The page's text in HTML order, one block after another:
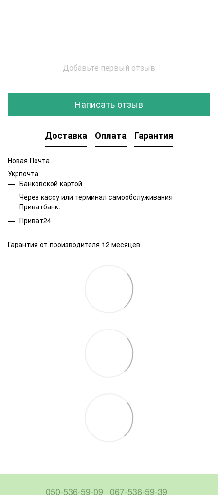
Добавьте первый отзыв
Написать отзыв
Доставка Оплата Гарантия
Новая Почта
Укрпочта
Банковской картой
Через кассу или терминал самообслуживания
Приватбанк.
Приват24
Гарантия от производителя 12 месяцев
050-536-59-09 067-536-59-39